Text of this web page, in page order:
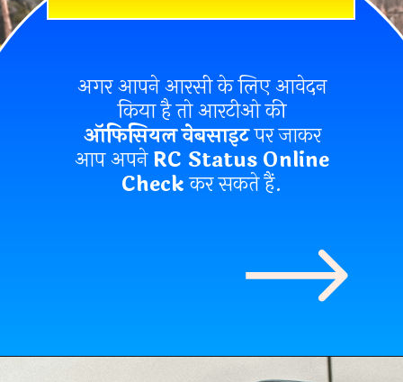
अगर आपने आरसी के लिए आवेदन
किया है तो आरटीओ की
ऑफिसियल वेबसाइटपर जाकर
आप अपनेRC Status Online
Checkकर सकते हैं.